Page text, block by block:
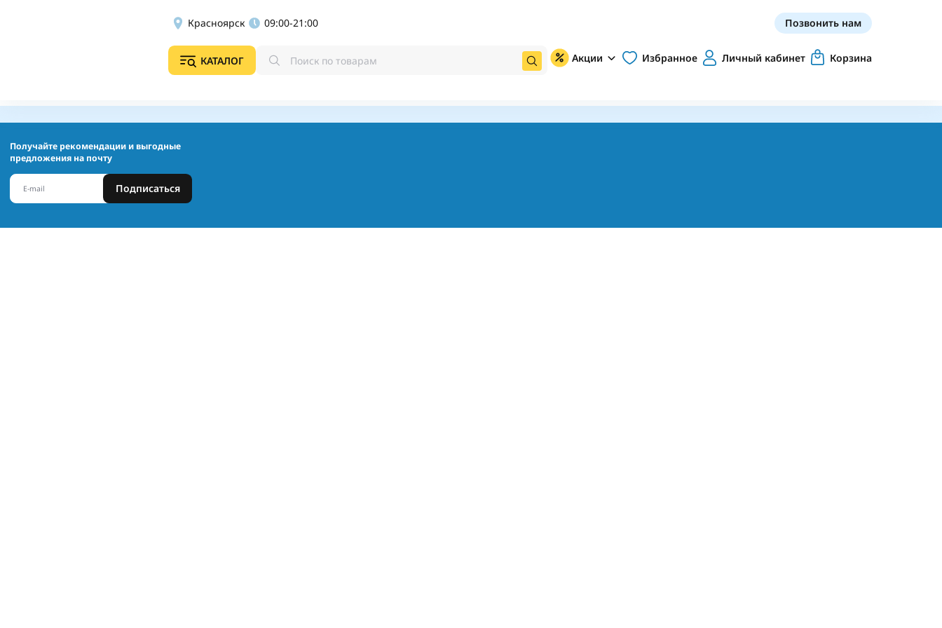
Красноярск 09:00-21:00 Позвонить нам
КАТАЛОГ Акции Избранное Личный кабинет Корзина
Получайте рекомендации и выгодные
предложения на почту
Подписаться